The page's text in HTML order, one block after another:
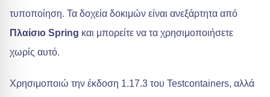
τυποποίηση. Τα δοχεία δοκιμών είναι ανεξάρτητα από
Πλαίσιο Spring και μπορείτε να τα χρησιμοποιήσετε
χωρίς αυτό.
Χρησιμοποιώ την έκδοση 1.17.3 του Testcontainers, αλλά